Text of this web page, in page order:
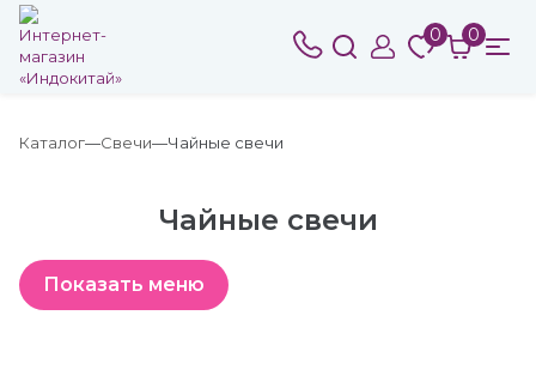
0 0
Каталог Свечи Чайные свечи
Чайные свечи